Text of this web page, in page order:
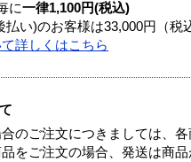
に一律1,100円(税込)
い)のお客様は33,000円（税
詳しくはこちら
のご注文につきましては、
をご注文の場合、発送は商